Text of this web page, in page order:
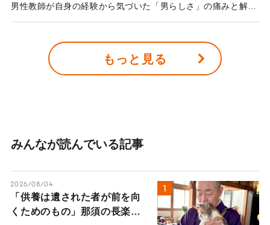
みんなが読んでいる記事
2026/08/04
「供養は遺された者が前を向
くためのもの」那須の長楽寺
男性教師が自身の経験から気づいた「男らしさ」の痛みと解放
もっと見る